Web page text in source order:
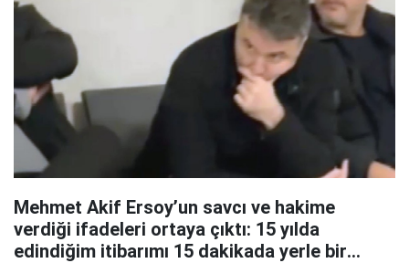
Mehmet Akif Ersoy’un savcı ve hakime
verdiği ifadeleri ortaya çıktı: 15 yılda
edindiğim itibarımı 15 dakikada yerle bir